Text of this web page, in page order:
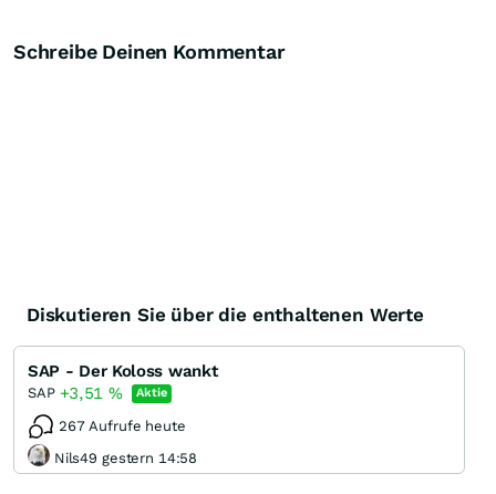
Schreibe Deinen Kommentar
Diskutieren Sie über die enthaltenen Werte
SAP - Der Koloss wankt
SAP +3,51 % Aktie
267 Aufrufe heute
Nils49 gestern 14:58